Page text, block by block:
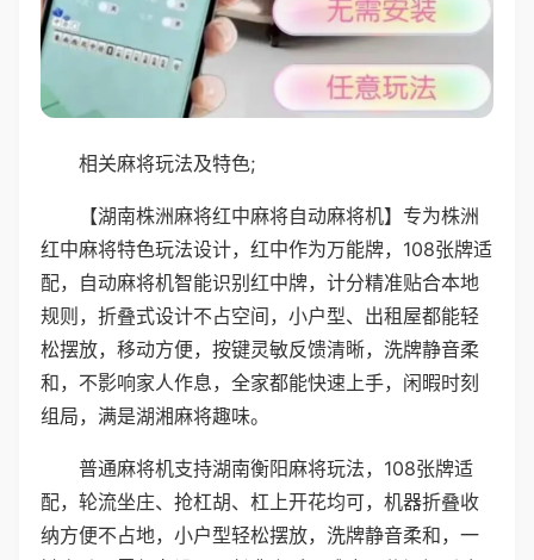
相关麻将玩法及特色;
【湖南株洲麻将红中麻将自动麻将机】专为株洲
红中麻将特色玩法设计，红中作为万能牌，108张牌适
配，自动麻将机智能识别红中牌，计分精准贴合本地
规则，折叠式设计不占空间，小户型、出租屋都能轻
松摆放，移动方便，按键灵敏反馈清晰，洗牌静音柔
和，不影响家人作息，全家都能快速上手，闲暇时刻
组局，满是湖湘麻将趣味。
普通麻将机支持湖南衡阳麻将玩法，108张牌适
配，轮流坐庄、抢杠胡、杠上开花均可，机器折叠收
纳方便不占地，小户型轻松摆放，洗牌静音柔和，一